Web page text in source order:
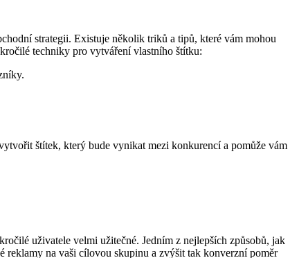
strategii. Existuje několik triků a tipů, které vám mohou
techniky pro vytváření vlastního štítku:
štítek, který bude vynikat mezi konkurencí a pomůže vám
uživatele velmi užitečné. Jedním z nejlepších způsobů, jak
reklamy na vaši cílovou skupinu a zvýšit tak konverzní poměr